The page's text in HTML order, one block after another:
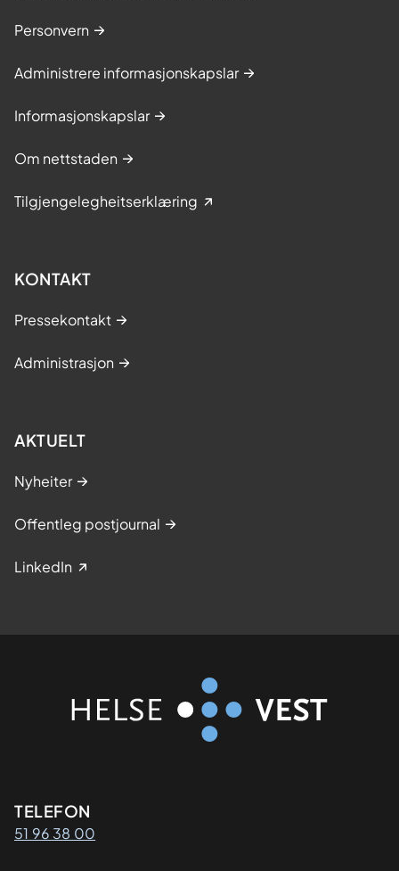
Personvern
Administrere informasjonskapslar
Informasjonskapslar
Om nettstaden
Tilgjengelegheitserklæring
KONTAKT
Pressekontakt
Administrasjon
AKTUELT
Nyheiter
Offentleg postjournal
LinkedIn
Kontaktinformasjon
TELEFON
51 96 38 00